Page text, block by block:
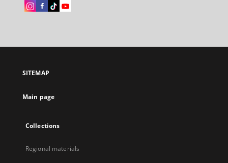
Instagram
open
new
Facebook
open
new
Instagram
open
new
Instagram
open
SITEMAP
Main page
Collections
Regional materials